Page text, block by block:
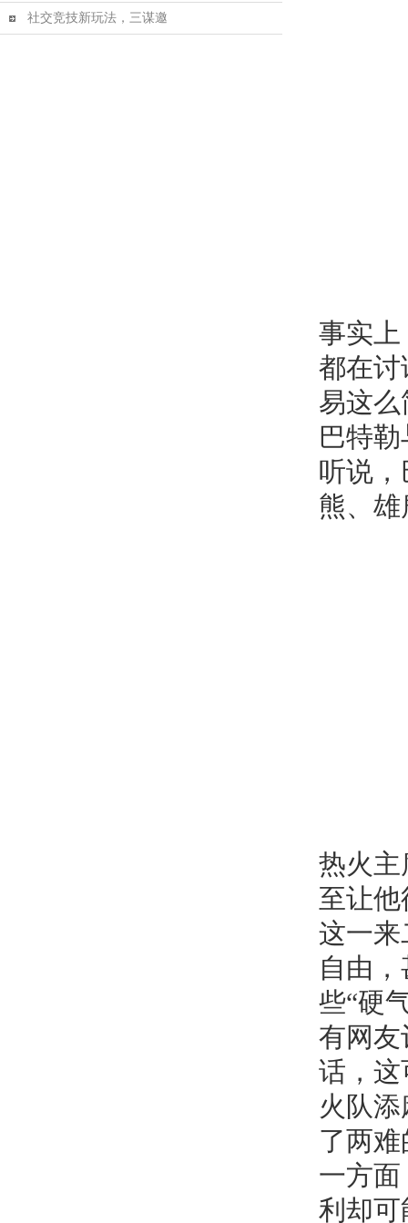
社交竞技新玩法，三谋邀
事实上
都在讨
易这
巴特
听说
熊、
热火主
至让
这一来
自由
些“硬
有网友
话，这
火队
了两
一方
利却可